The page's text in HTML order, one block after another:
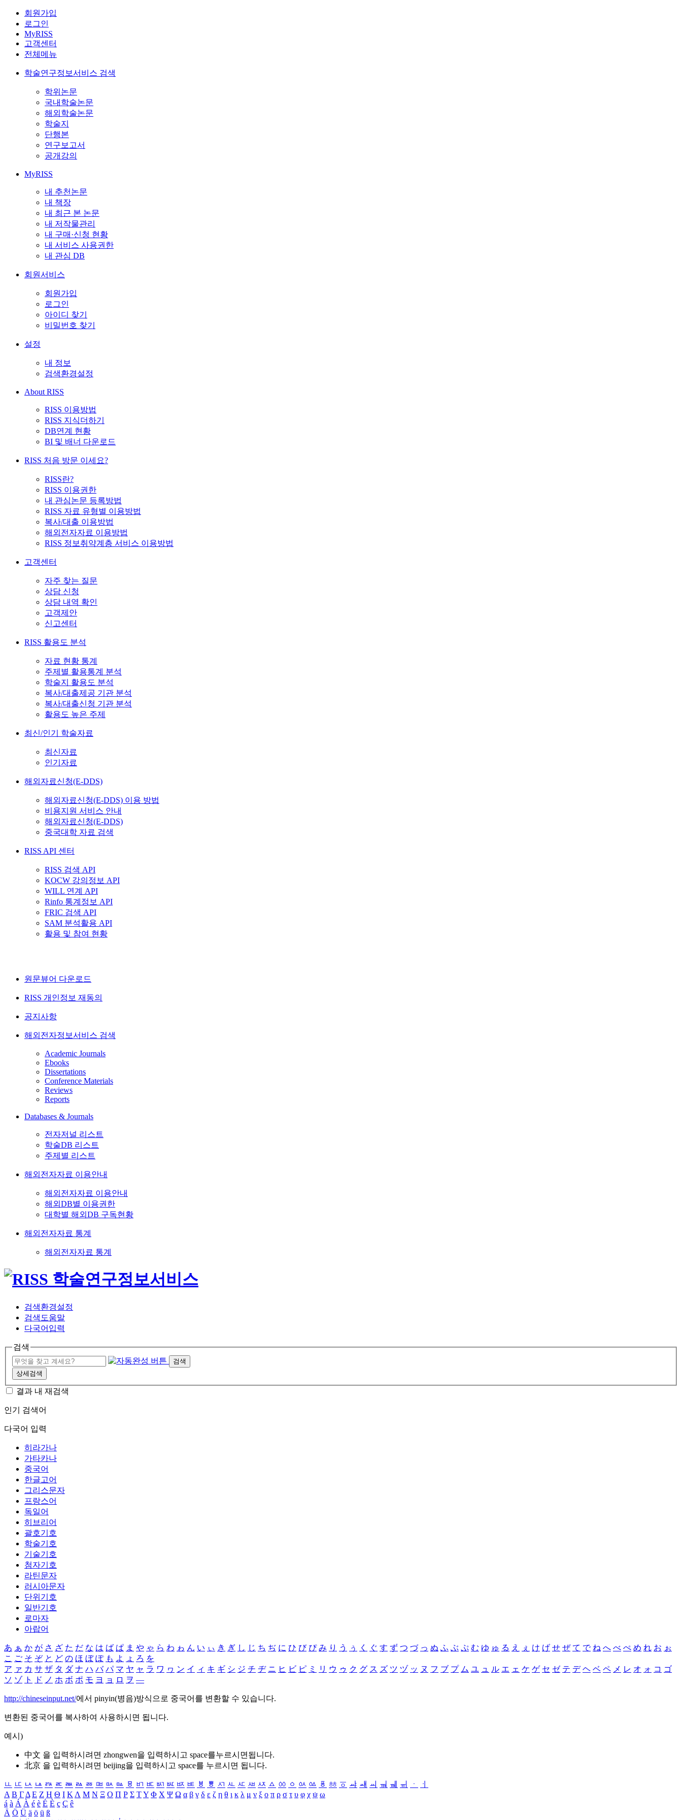
회원가입
로그인
MyRISS
고객센터
전체메뉴
학술연구정보서비스 검색
학위논문
국내학술논문
해외학술논문
학술지
단행본
연구보고서
공개강의
MyRISS
내 추천논문
내 책장
내 최근 본 논문
내 저작물관리
내 구매·신청 현황
내 서비스 사용권한
내 관심 DB
회원서비스
회원가입
로그인
아이디 찾기
비밀번호 찾기
설정
내 정보
검색환경설정
About RISS
RISS 이용방법
RISS 지식더하기
DB연계 현황
BI 및 배너 다운로드
RISS 처음 방문 이세요?
RISS란?
RISS 이용권한
내 관심논문 등록방법
RISS 자료 유형별 이용방법
복사/대출 이용방법
해외전자자료 이용방법
RISS 정보취약계층 서비스 이용방법
고객센터
자주 찾는 질문
상담 신청
상담 내역 확인
고객제안
신고센터
RISS 활용도 분석
자료 현황 통계
주제별 활용통계 분석
학술지 활용도 분석
복사/대출제공 기관 분석
복사/대출신청 기관 분석
활용도 높은 주제
최신/인기 학술자료
최신자료
인기자료
해외자료신청(E-DDS)
해외자료신청(E-DDS) 이용 방법
비용지원 서비스 안내
해외자료신청(E-DDS)
중국대학 자료 검색
RISS API 센터
RISS 검색 API
KOCW 강의정보 API
WILL 연계 API
Rinfo 통계정보 API
FRIC 검색 API
SAM 분석활용 API
활용 및 참여 현황
원문뷰어 다운로드
RISS 개인정보 재동의
공지사항
해외전자정보서비스 검색
Academic Journals
Ebooks
Dissertations
Conference Materials
Reviews
Reports
Databases & Journals
전자저널 리스트
학술DB 리스트
주제별 리스트
해외전자자료 이용안내
해외전자자료 이용안내
해외DB별 이용권한
대학별 해외DB 구독현황
해외전자자료 통계
해외전자자료 통계
검색환경설정
검색도움말
다국어입력
검색
검색
상세검색
결과 내 재검색
인기 검색어
다국어 입력
히라가나
가타카나
중국어
한글고어
그리스문자
프랑스어
독일어
히브리어
괄호기호
학술기호
기술기호
첨자기호
라틴문자
러시아문자
단위기호
일반기호
로마자
아랍어
あ ぁ か が さ ざ た だ な は ば ぱ ま や ゃ ら わ ゎ ん い ぃ き ぎ し じ ち ぢ に ひ び ぴ み り う ぅ く ぐ す ず つ づ っ ぬ ふ ぶ ぷ む ゆ ゅ る え ぇ け げ せ ぜ て で ね へ べ ぺ め れ お ぉ
こ ご そ ぞ と ど の ほ ぼ ぽ も よ ょ ろ を
ア ァ カ サ ザ タ ダ ナ ハ バ パ マ ヤ ャ ラ ワ ヮ ン イ ィ キ ギ シ ジ チ ヂ ニ ヒ ビ ピ ミ リ ウ ゥ ク グ ス ズ ツ ヅ ッ ヌ フ ブ プ ム ユ ュ ル エ ェ ケ ゲ セ ゼ テ デ ヘ ベ ペ メ レ オ ォ コ ゴ
ソ ゾ ト ド ノ ホ ボ ポ モ ヨ ョ ロ ヲ ―
http://chineseinput.net/에서 pinyin(병음)방식으로 중국어를 변환할 수 있습니다.
변환된 중국어를 복사하여 사용하시면 됩니다.
예시)
中文 을 입력하시려면 zhongwen을 입력하시고 space를누르시면됩니다.
北京 을 입력하시려면 beijing을 입력하시고 space를 누르시면 됩니다.
ㅥ ㅦ ㅧ ㅨ ㅩ ㅪ ㅫ ㅬ ㅭ ㅮ ㅯ ㅰ ㅱ ㅲ ㅳ ㅴ ㅵ ㅶ ㅷ ㅸ ㅹ ㅺ ㅻ ㅼ ㅽ ㅾ ㅿ ㆀ ㆁ ㆂ ㆃ ㆄ ㆅ ㆆ ㆇ ㆈ ㆉ ㆊ ㆋ ㆌ ㆍ
ㆎ
Α Β ΓΔ Ε Ζ Η Θ Ι ΚΛ Μ Ν Ξ Ο Π Ρ Σ ΤΥ Φ Χ Ψ Ω α β γ δ ε ζ η θ ι κ λ μ ν ξ ο π ρ σ τ υ φ χ ψ ω
á à Á À é è É È ç Ç ê
Ä Ö Ü ä ö ü ß